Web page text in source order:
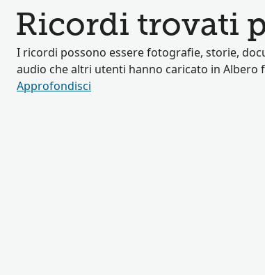
Ricordi trovati
I ricordi possono essere fotografie, storie,
audio che altri utenti hanno caricato in Albero
Approfondisci